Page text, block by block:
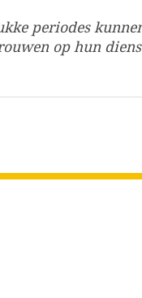
periodes
op hun